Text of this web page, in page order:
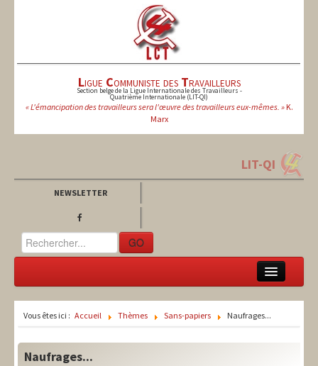
Ligue Communiste des Travailleurs
Section belge de la Ligue Internationale des Travailleurs -
Quatrième Internationale (LIT-QI)
« L'émancipation des travailleurs sera l'œuvre des travailleurs eux-mêmes. »K.
Marx
LIT-QI
NEWSLETTER
GO
Théorie
Vous êtes ici : Accueil Thèmes Sans-papiers Naufrages...
Naufrages...